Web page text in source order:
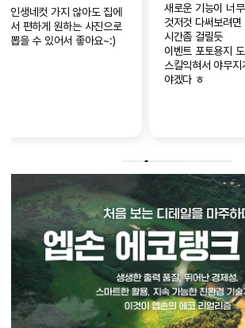
새로운 기능이 너무 많아 이
것저것 다써보려면
시간좀 걸릴듯
이벤트 포토용지 도착전에
아이도 좋아하
고 넘 만족스럽